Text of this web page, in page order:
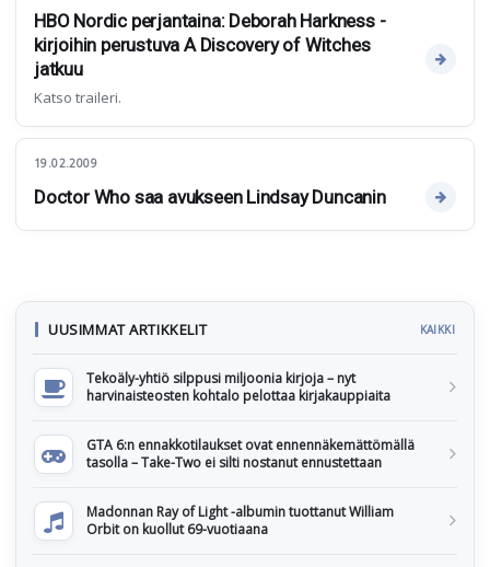
HBO Nordic perjantaina: Deborah Harkness -
kirjoihin perustuva A Discovery of Witches
jatkuu
Katso traileri.
19.02.2009
Doctor Who saa avukseen Lindsay Duncanin
UUSIMMAT ARTIKKELIT KAIKKI
Tekoäly-yhtiö silppusi miljoonia kirjoja – nyt
harvinaisteosten kohtalo pelottaa kirjakauppiaita
GTA 6:n ennakkotilaukset ovat ennennäkemättömällä
tasolla – Take-Two ei silti nostanut ennustettaan
Madonnan Ray of Light -albumin tuottanut William
Orbit on kuollut 69-vuotiaana